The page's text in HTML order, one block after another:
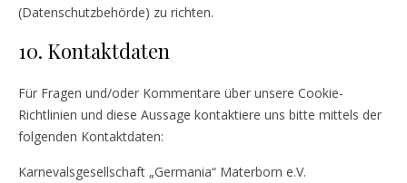
(Datenschutzbehörde) zu richten.
10. Kontaktdaten
Für Fragen und/oder Kommentare über unsere Cookie-
Richtlinien und diese Aussage kontaktiere uns bitte mittels der
folgenden Kontaktdaten:
Karnevalsgesellschaft „Germania“ Materborn e.V.